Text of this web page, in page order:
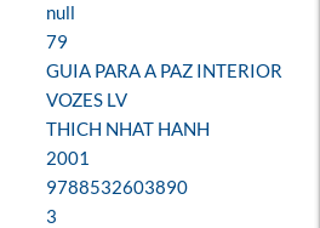
null
79
GUIA PARA A PAZ INTERIOR
VOZES LV
THICH NHAT HANH
2001
9788532603890
3